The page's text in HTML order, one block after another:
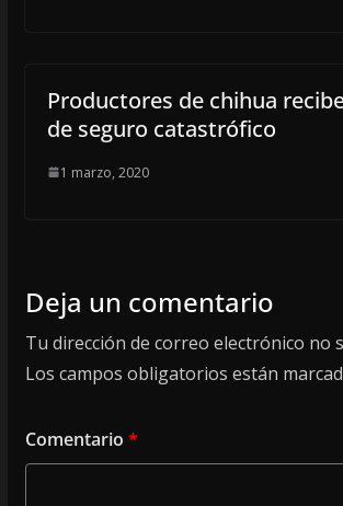
Productores de chihua
de seguro catastrófico
1 marzo, 2020
Deja un comentario
Tu dirección de correo electrónico no
Los campos obligatorios están
Comentario *